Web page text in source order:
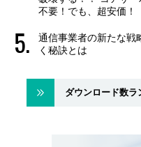
不要！でも、超安価
通信事業者の新たな
く秘訣とは
ダウンロード数ラ